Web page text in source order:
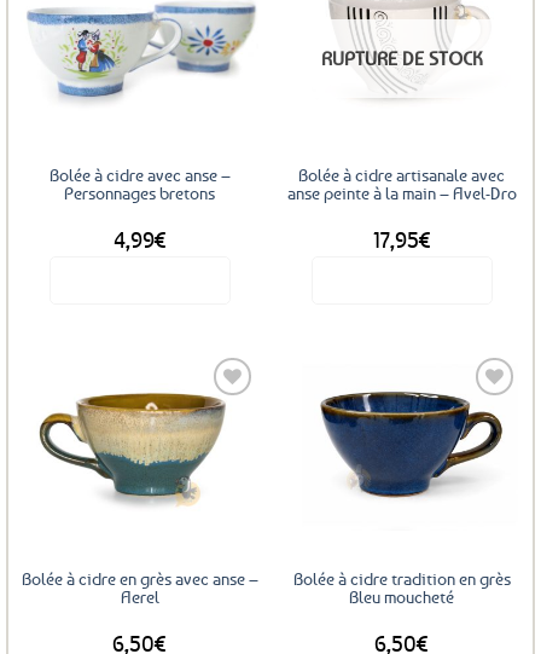
Ajouter
aux
favoris
Bolée à cidre avec anse –
Personnages bretons
4,99€
Ajouter
aux
RUPTURE DE STOCK
Bolée à cidre artisanale avec
anse peinte à la main – Avel-Dro
17,95€
Ajouter
Bolée à cidre en grès avec anse –
Aerel
6,50€
Ajouter
Bolée à cidre tradition en grès
Bleu moucheté
6,50€